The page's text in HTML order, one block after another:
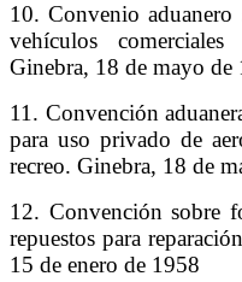
10. Convenio
vehículos
Ginebra, 18 de mayo de
11. Convención
para uso privado de
recreo. Ginebra, 18 de
12. Convención sobre
repuestos para
15 de enero de 1958